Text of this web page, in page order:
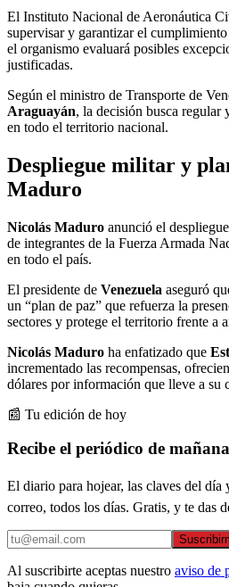
El Instituto Nacional de Aeronáutica
supervisar y garantizar el
el organismo evaluará posibles
justificadas.
Según el ministro de Transporte de
Araguayán, la decisión busca regular
en todo el territorio nacional.
Despliegue militar y
Maduro
Nicolás Maduro anunció el
de integrantes de la Fuerza Armada
en todo el país.
El presidente de Venezuela aseguró
un “plan de paz” que refuerza la
sectores y protege el territorio frente a
Nicolás Maduro ha enfatizado que
incrementado las recompensas,
dólares por información que lleve a su
📰 Tu edición de hoy
Recibe el periódico de
El diario para hojear, las claves del
correo, todos los días. Gratis, y te das
Al suscribirte aceptas nuestro aviso de